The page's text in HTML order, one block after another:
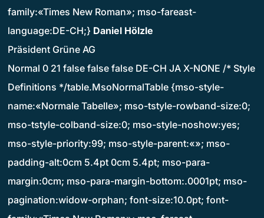
family:«Times New Roman»; mso-fareast-
language:DE-CH;} Daniel Hölzle
Präsident Grüne AG
Normal 0 21 false false false DE-CH JA X-NONE /* Style
Definitions */table.MsoNormalTable {mso-style-
name:«Normale Tabelle»; mso-tstyle-rowband-size:0;
mso-tstyle-colband-size:0; mso-style-noshow:yes;
mso-style-priority:99; mso-style-parent:«»; mso-
padding-alt:0cm 5.4pt 0cm 5.4pt; mso-para-
margin:0cm; mso-para-margin-bottom:.0001pt; mso-
pagination:widow-orphan; font-size:10.0pt; font-